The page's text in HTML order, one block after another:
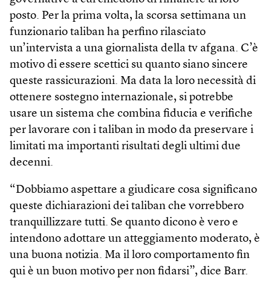
posto. Per la prima volta, la scorsa settimana un
funzionario taliban ha perfino rilasciato
un’intervista a una giornalista della tv afgana. C’è
motivo di essere scettici su quanto siano sincere
queste rassicurazioni. Ma data la loro necessità di
ottenere sostegno internazionale, si potrebbe
usare un sistema che combina fiducia e verifiche
per lavorare con i taliban in modo da preservare i
limitati ma importanti risultati degli ultimi due
decenni.
“Dobbiamo aspettare a giudicare cosa significano
queste dichiarazioni dei taliban che vorrebbero
tranquillizzare tutti. Se quanto dicono è vero e
intendono adottare un atteggiamento moderato, è
una buona notizia. Ma il loro comportamento fin
qui è un buon motivo per non fidarsi”, dice Barr.